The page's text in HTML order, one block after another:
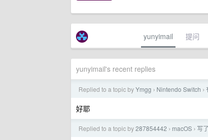
yunyimail 提问
yunyimail's recent replies
Replied to a topic byYmgg › Nintendo Switch ›
好耶
Replied to a topic by287854442 › macOS › 写